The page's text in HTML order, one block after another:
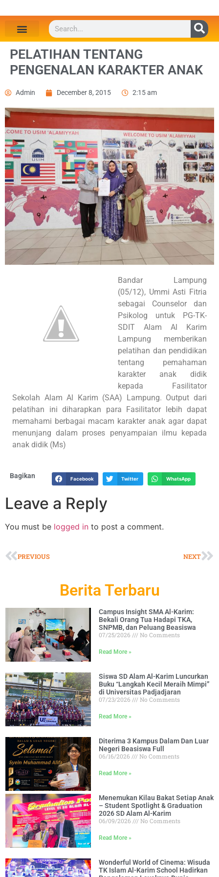
PELATIHAN TENTANG
PENGENALAN KARAKTER ANAK
Admin December 8, 2015 2:15 am
Bandar Lampung
(05/12), Ummi Asti Fitria
sebagai Counselor dan
Psikolog untuk PG-TK-
SDIT Alam Al Karim
Lampung memberikan
pelatihan dan pendidikan
tentang pemahaman
karakter anak didik
kepada Fasilitator
Sekolah Alam Al Karim (SAA) Lampung. Output dari
pelatihan ini diharapkan para Fasilitator lebih dapat
memahami berbagai macam karakter anak agar dapat
menunjang dalam proses penyampaian ilmu kepada
anak didik (Ms)
Bagikan Facebook Twitter WhatsApp
Leave a Reply
You must be logged in to post a comment.
PREVIOUS NEXT
Berita Terbaru
Campus Insight SMA Al-Karim:
Bekali Orang Tua Hadapi TKA,
SNPMB, dan Peluang Beasiswa
07/25/2026
No Comments
Read More »
Siswa SD Alam Al-Karim Luncurkan
Buku “Langkah Kecil Meraih Mimpi”
di Universitas Padjadjaran
07/23/2026
No Comments
Read More »
Diterima 3 Kampus Dalam Dan Luar
Negeri Beasiswa Full
06/16/2026
No Comments
Read More »
Menemukan Kilau Bakat Setiap Anak
– Student Spotlight & Graduation
2026 SD Alam Al-Karim
06/09/2026
No Comments
Read More »
Wonderful World of Cinema: Wisuda
TK Islam Al-Karim School Hadirkan